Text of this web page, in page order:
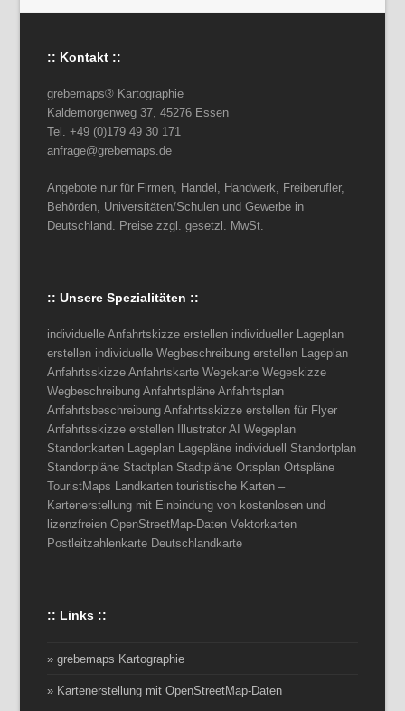
:: Kontakt ::
grebemaps® Kartographie
Kaldemorgenweg 37, 45276 Essen
Tel. +49 (0)179 49 30 171
anfrage@grebemaps.de
Angebote nur für Firmen, Handel, Handwerk, Freiberufler,
Behörden, Universitäten/Schulen und Gewerbe in
Deutschland. Preise zzgl. gesetzl. MwSt.
:: Unsere Spezialitäten ::
individuelle Anfahrtskizze erstellen individueller Lageplan
erstellen individuelle Wegbeschreibung erstellen Lageplan
Anfahrtsskizze Anfahrtskarte Wegekarte Wegeskizze
Wegbeschreibung Anfahrtspläne Anfahrtsplan
Anfahrtsbeschreibung Anfahrtsskizze erstellen für Flyer
Anfahrtsskizze erstellen Illustrator AI Wegeplan
Standortkarten Lageplan Lagepläne individuell Standortplan
Standortpläne Stadtplan Stadtpläne Ortsplan Ortspläne
TouristMaps Landkarten touristische Karten –
Kartenerstellung mit Einbindung von kostenlosen und
lizenzfreien OpenStreetMap-Daten Vektorkarten
Postleitzahlenkarte Deutschlandkarte
:: Links ::
» grebemaps Kartographie
» Kartenerstellung mit OpenStreetMap-Daten